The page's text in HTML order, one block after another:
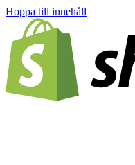
Hoppa till innehåll